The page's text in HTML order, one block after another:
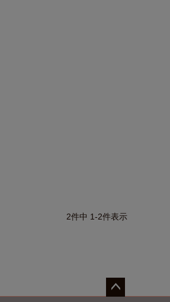
2件中 1-2件表示